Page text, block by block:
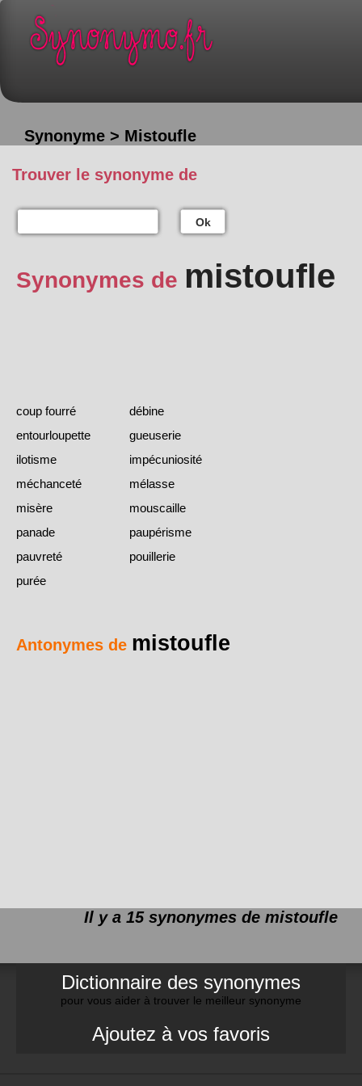
Synonyme > Mistoufle
Trouver le synonyme de
Ok
Synonymes de mistoufle
coup fourré
débine
entourloupette
gueuserie
ilotisme
impécuniosité
méchanceté
mélasse
misère
mouscaille
panade
paupérisme
pauvreté
pouillerie
purée
Antonymes de mistoufle
Il y a 15 synonymes de mistoufle
Dictionnaire des synonymes
pour vous aider à trouver le meilleur synonyme
Ajoutez à vos favoris